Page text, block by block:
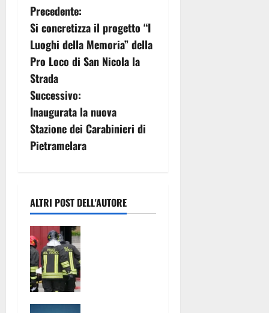
N
a
v
i
g
a
o
n
e
a
Precedente:
Si concretizza il progetto “I
Luoghi della Memoria” della
Pro Loco di San Nicola la
Strada
Successivo:
Inaugurata la nuova
Stazione dei Carabinieri di
Pietramelara
ALTRI POST DELL'AUTORE